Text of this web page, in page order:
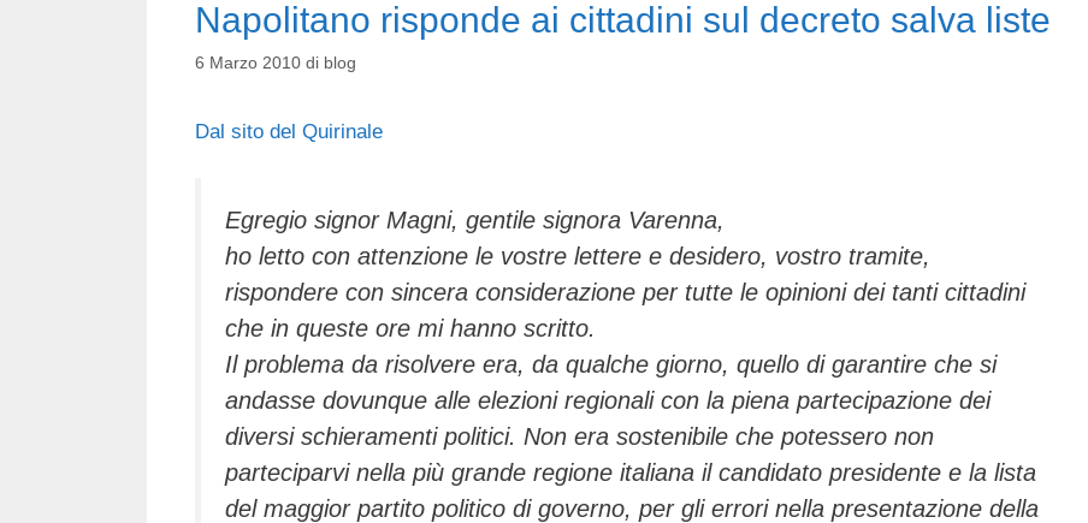
Napolitano risponde ai cittadini sul decreto salva liste
6 Marzo 2010 di blog
Dal sito del Quirinale
Egregio signor Magni, gentile signora Varenna,
ho letto con attenzione le vostre lettere e desidero, vostro tramite,
rispondere con sincera considerazione per tutte le opinioni dei tanti cittadini
che in queste ore mi hanno scritto.
Il problema da risolvere era, da qualche giorno, quello di garantire che si
andasse dovunque alle elezioni regionali con la piena partecipazione dei
diversi schieramenti politici. Non era sostenibile che potessero non
parteciparvi nella più grande regione italiana il candidato presidente e la lista
del maggior partito politico di governo, per gli errori nella presentazione della